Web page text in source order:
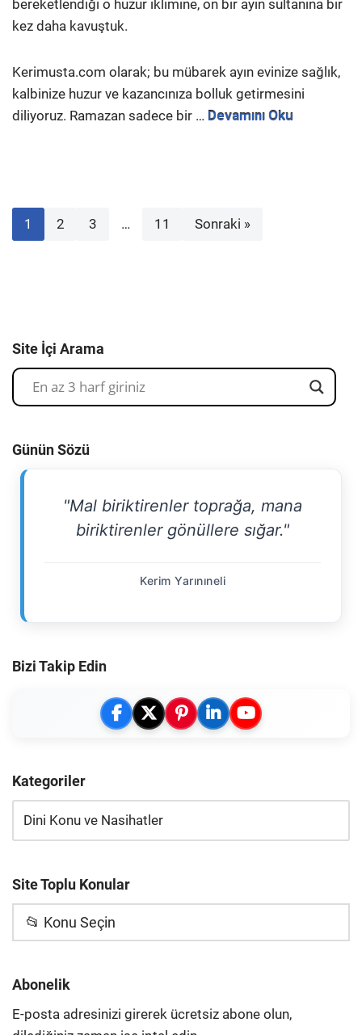
bereketlendiği o huzur iklimine, on bir ayın sultanına bir
kez daha kavuştuk.
Kerimusta.com olarak; bu mübarek ayın evinize sağlık,
kalbinize huzur ve kazancınıza bolluk getirmesini
diliyoruz. Ramazan sadece bir … Devamını Oku
1 2 3 … 11 Sonraki »
Site İçi Arama
Günün Sözü
"Mal biriktirenler toprağa, mana
biriktirenler gönüllere sığar."
Kerim Yarınıneli
Bizi Takip Edin
Kategoriler
Site Toplu Konular
📂 Konu Seçin
Abonelik
E-posta adresinizi girerek ücretsiz abone olun,